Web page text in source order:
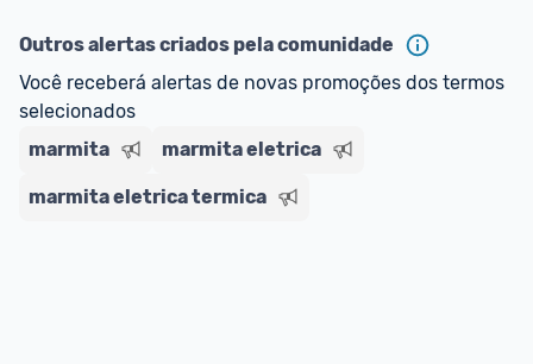
E lembre-se: você sempre pode contar ajuda da
comunidade para tirar dúvidas ou acionar os
nossos Admins marcando
comentário ou através do Fale com o Promobit.
Outros alertas criados pela comunidade
Você receberá alertas de novas promoções dos termos
selecionados
marmita
marmita eletrica
marmita eletrica termica